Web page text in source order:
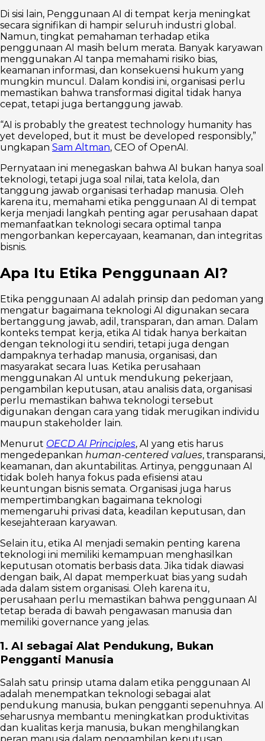
Di sisi lain, Penggunaan AI di tempat kerja meningkat
secara signifikan di hampir seluruh industri global.
Namun, tingkat pemahaman terhadap etika
penggunaan AI masih belum merata. Banyak karyawan
menggunakan AI tanpa memahami risiko bias,
keamanan informasi, dan konsekuensi hukum yang
mungkin muncul. Dalam kondisi ini, organisasi perlu
memastikan bahwa transformasi digital tidak hanya
cepat, tetapi juga bertanggung jawab.
“AI is probably the greatest technology humanity has
yet developed, but it must be developed responsibly,”
ungkapan Sam Altman, CEO of OpenAI.
Pernyataan ini menegaskan bahwa AI bukan hanya soal
teknologi, tetapi juga soal nilai, tata kelola, dan
tanggung jawab organisasi terhadap manusia. Oleh
karena itu, memahami etika penggunaan AI di tempat
kerja menjadi langkah penting agar perusahaan dapat
memanfaatkan teknologi secara optimal tanpa
mengorbankan kepercayaan, keamanan, dan integritas
bisnis.
Apa Itu Etika Penggunaan AI?
Etika penggunaan AI adalah prinsip dan pedoman yang
mengatur bagaimana teknologi AI digunakan secara
bertanggung jawab, adil, transparan, dan aman. Dalam
konteks tempat kerja, etika AI tidak hanya berkaitan
dengan teknologi itu sendiri, tetapi juga dengan
dampaknya terhadap manusia, organisasi, dan
masyarakat secara luas. Ketika perusahaan
menggunakan AI untuk mendukung pekerjaan,
pengambilan keputusan, atau analisis data, organisasi
perlu memastikan bahwa teknologi tersebut
digunakan dengan cara yang tidak merugikan individu
maupun stakeholder lain.
Menurut OECD AI Principles, AI yang etis harus
mengedepankan human-centered values, transparansi,
keamanan, dan akuntabilitas. Artinya, penggunaan AI
tidak boleh hanya fokus pada efisiensi atau
keuntungan bisnis semata. Organisasi juga harus
mempertimbangkan bagaimana teknologi
memengaruhi privasi data, keadilan keputusan, dan
kesejahteraan karyawan.
Selain itu, etika AI menjadi semakin penting karena
teknologi ini memiliki kemampuan menghasilkan
keputusan otomatis berbasis data. Jika tidak diawasi
dengan baik, AI dapat memperkuat bias yang sudah
ada dalam sistem organisasi. Oleh karena itu,
perusahaan perlu memastikan bahwa penggunaan AI
tetap berada di bawah pengawasan manusia dan
memiliki governance yang jelas.
1. AI sebagai Alat Pendukung, Bukan
Pengganti Manusia
Salah satu prinsip utama dalam etika penggunaan AI
adalah menempatkan teknologi sebagai alat
pendukung manusia, bukan pengganti sepenuhnya. AI
seharusnya membantu meningkatkan produktivitas
dan kualitas kerja manusia, bukan menghilangkan